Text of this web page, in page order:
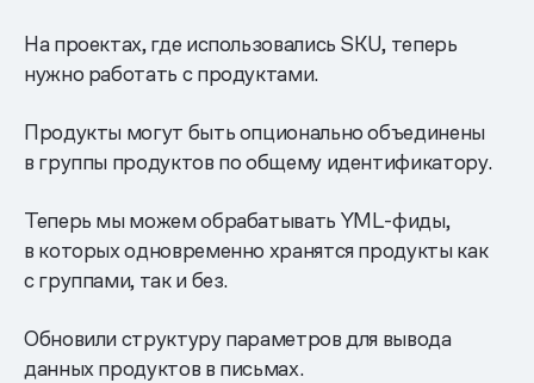
На проектах, где использовались SKU, теперь
нужно работать с продуктами.
Продукты могут быть опционально объединены
в группы продуктов по общему идентификатору.
Теперь мы можем обрабатывать YML-фиды,
в которых одновременно хранятся продукты как
с группами, так и без.
Обновили структуру параметров для вывода
данных продуктов в письмах.